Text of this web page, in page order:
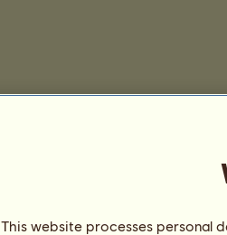
This website processes personal